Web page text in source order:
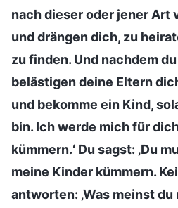
nach dieser oder jener Art
und drängen dich, zu
zu finden. Und nachdem
belästigen deine Eltern
und bekomme ein Kind,
bin. Ich werde mich für
kümmern.‘ Du sagst: ‚Du
meine Kinder kümmern.
antworten: ‚Was meinst du